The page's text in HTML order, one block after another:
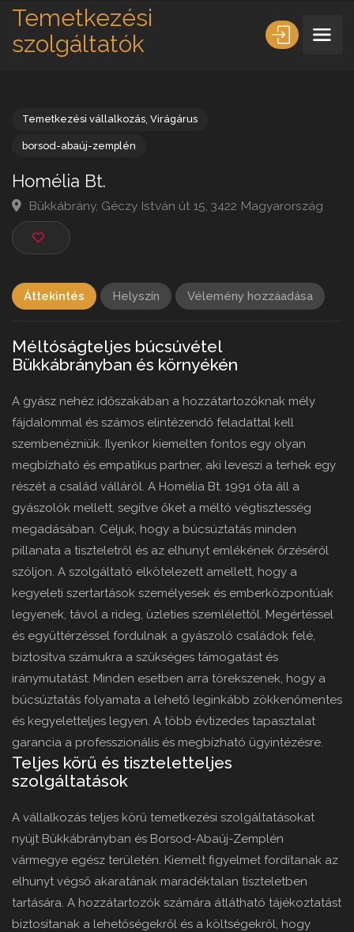
Temetkezési
szolgáltatók
Homélia Bt.
Bükkábrány, Géczy István út 15, 3422 Magyarország
Áttekintés Helyszín Vélemény hozzáadása
Méltóságteljes búcsúvétel
Bükkábrányban és környékén
A gyász nehéz időszakában a hozzátartozóknak mély
fájdalommal és számos elintézendő feladattal kell
szembenézniük. Ilyenkor kiemelten fontos egy olyan
megbízható és empatikus partner, aki leveszi a terhek egy
részét a család válláról. A Homélia Bt. 1991 óta áll a
gyászolók mellett, segítve őket a méltó végtisztesség
megadásában. Céljuk, hogy a búcsúztatás minden
pillanata a tiszteletről és az elhunyt emlékének őrzéséről
szóljon. A szolgáltató elkötelezett amellett, hogy a
kegyeleti szertartások személyesek és emberközpontúak
legyenek, távol a rideg, üzleties szemlélettől. Megértéssel
és együttérzéssel fordulnak a gyászoló családok felé,
biztosítva számukra a szükséges támogatást és
iránymutatást. Minden esetben arra törekszenek, hogy a
búcsúztatás folyamata a lehető leginkább zökkenőmentes
és kegyeletteljes legyen. A több évtizedes tapasztalat
garancia a professzionális és megbízható ügyintézésre.
Teljes körű és tiszteletteljes
szolgáltatások
A vállalkozás teljes körű temetkezési szolgáltatásokat
nyújt Bükkábrányban és Borsod-Abaúj-Zemplén
vármegye egész területén. Kiemelt figyelmet fordítanak az
elhunyt végső akaratának maradéktalan tiszteletben
tartására. A hozzátartozók számára átlátható tájékoztatást
biztosítanak a lehetőségekről és a költségekről, hogy